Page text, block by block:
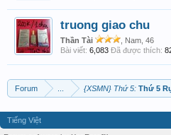
truong giao chu
Thần Tài
, Nam, 46
Bài viết: 6,083 Đã được thích:
Forum {XSMN} Thứ 5: Thứ 5
Tiếng Việt